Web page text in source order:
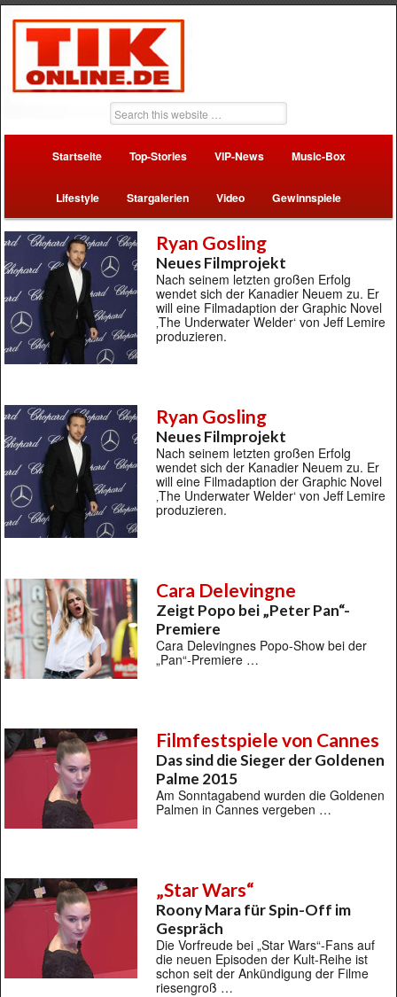
Startseite Top-Stories VIP-News Music-Box
Lifestyle Stargalerien Video Gewinnspiele
Ryan Gosling
Neues Filmprojekt
Nach seinem letzten großen Erfolg
wendet sich der Kanadier Neuem zu. Er
will eine Filmadaption der Graphic Novel
‚The Underwater Welder‘ von Jeff Lemire
produzieren.
Ryan Gosling
Neues Filmprojekt
Nach seinem letzten großen Erfolg
wendet sich der Kanadier Neuem zu. Er
will eine Filmadaption der Graphic Novel
‚The Underwater Welder‘ von Jeff Lemire
produzieren.
Cara Delevingne
Zeigt Popo bei „Peter Pan“-
Premiere
Cara Delevingnes Popo-Show bei der
„Pan“-Premiere …
Filmfestspiele von Cannes
Das sind die Sieger der Goldenen
Palme 2015
Am Sonntagabend wurden die Goldenen
Palmen in Cannes vergeben …
„Star Wars“
Roony Mara für Spin-Off im
Gespräch
Die Vorfreude bei „Star Wars“-Fans auf
die neuen Episoden der Kult-Reihe ist
schon seit der Ankündigung der Filme
riesengroß …